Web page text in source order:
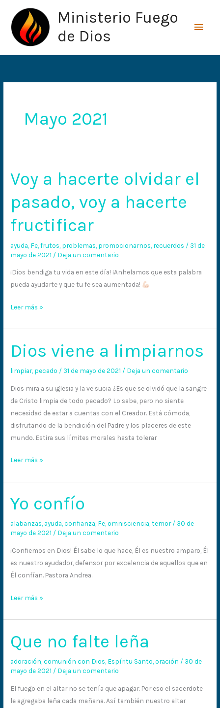
contenido
Ministerio Fuego
de Dios
Mayo 2021
Voy a hacerte olvidar el
pasado, voy a hacerte
fructificar
ayuda Fe ,frutos problemas promocionarnos recuerdos / 31 de
mayo de 2021 / Deja un comentario
¡Dios bendiga tu vida en este día! ¡Anhelamos que esta palabra
pueda ayudarte y que tu fe sea aumentada!
Voy
hacerte
olvidar
el
voy
a
hacerte
fructificar
Leer más »
Dios viene a limpiarnos
limpiar, pecado / 31 de mayo de 2021 / Deja un comentario
Dios mira a su iglesia y la ve sucia ¿Es que se olvidó que la sangre
de Cristo limpia de todo pecado? Lo sabe, pero no siente
necesidad de estar a cuentas con el Creador. Está cómoda,
disfrutando de la bendición del Padre y los placeres de este
mundo. Estira sus límites morales hasta tolerar
Dios
viene
a
Leer más »
Yo confío
alabanzas, ayuda,confianza, Fe,omnisciencia,temor/ 30 de
mayo de 2021 / Deja un comentario
¡Confiemos en Dios! Él sabe lo que hace, Él es nuestro amparo, Él
es nuestro ayudador, defensor por excelencia de aquellos que en
Él confían. Pastora Andrea.
Yo
confío
Leer más »
Que no falte leña
adoración ,comunión con Dios Espíritu Santo ,oración / 30 de
mayo de 2021 / Deja un comentario
El fuego en el altar no se tenía que apagar. Por eso el sacerdote
le agregaba leña cada mañana. Así también nuestro altar
Que
no
falte
leña